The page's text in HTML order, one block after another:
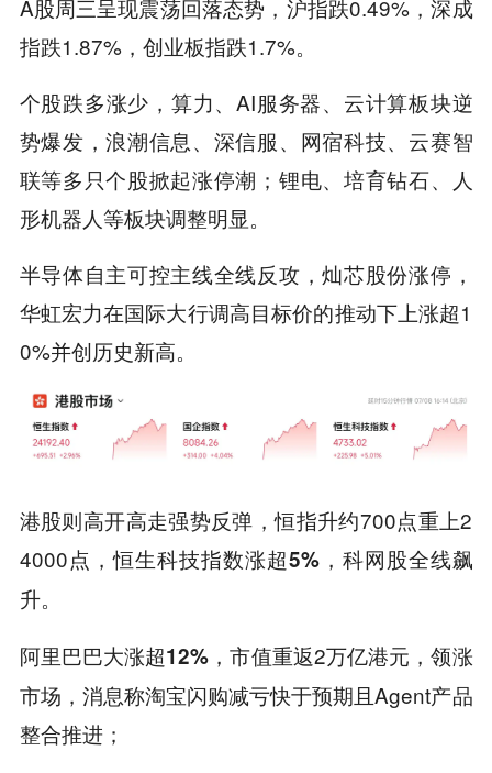
A股周三呈现震荡回落态势，沪指跌0.49%，深成
指跌1.87%，创业板指跌1.7%。
个股跌多涨少，算力、AI服务器、云计算板块逆
势爆发，浪潮信息、深信服、网宿科技、云赛智
联等多只个股掀起涨停潮；锂电、培育钻石、人
形机器人等板块调整明显。
半导体自主可控主线全线反攻，灿芯股份涨停，
华虹宏力在国际大行调高目标价的推动下上涨超1
0%并创历史新高。
港股则高开高走强势反弹，恒指升约700点重上2
4000点，恒生科技指数涨超5%，科网股全线飙
升。
阿里巴巴大涨超12%，市值重返2万亿港元，领涨
市场，消息称淘宝闪购减亏快于预期且Agent产品
整合推进；